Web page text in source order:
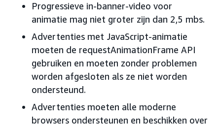
Progressieve in-banner-video voor
animatie mag niet groter zijn dan 2,5 mbs.
Advertenties met JavaScript-animatie
moeten de requestAnimationFrame API
gebruiken en moeten zonder problemen
worden afgesloten als ze niet worden
ondersteund.
Advertenties moeten alle moderne
browsers ondersteunen en beschikken over